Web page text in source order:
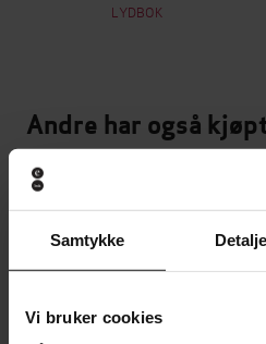
Samtykke
Vi bruker cookies
LYDBOK
Andre har også
Vinner av Rivertonprisen